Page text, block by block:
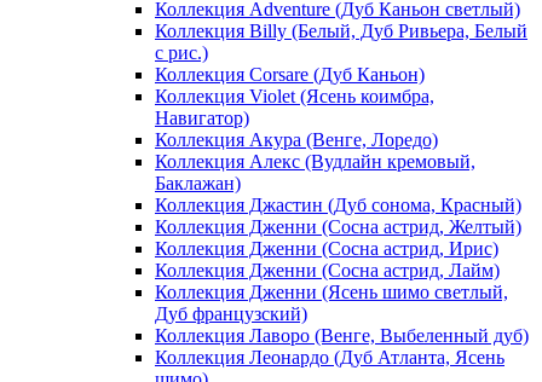
Коллекция Adventure (Дуб Каньон светлый)
Коллекция Billy (Белый, Дуб Ривьера, Белый
с рис.)
Коллекция Corsare (Дуб Каньон)
Коллекция Violet (Ясень коимбра,
Навигатор)
Коллекция Акура (Венге, Лоредо)
Коллекция Алекс (Вудлайн кремовый,
Баклажан)
Коллекция Джастин (Дуб сонома, Красный)
Коллекция Дженни (Cосна астрид, Желтый)
Коллекция Дженни (Cосна астрид, Ирис)
Коллекция Дженни (Cосна астрид, Лайм)
Коллекция Дженни (Ясень шимо светлый,
Дуб французский)
Коллекция Лаворо (Венге, Выбеленный дуб)
Коллекция Леонардо (Дуб Атланта, Ясень